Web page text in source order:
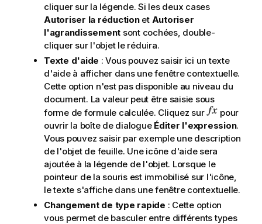
cliquer sur la légende. Si les deux cases
Autoriser la réductionet Autoriser
l'agrandissement sont cochées, double-
cliquer sur l'objet le réduira.
Texte d'aide : Vous pouvez saisir ici un texte
d'aide à afficher dans une fenêtre contextuelle.
Cette option n'est pas disponible au niveau du
document. La valeur peut être saisie sous
forme de formule calculée. Cliquez sur
pour
ouvrir la boîte de dialogue Éditer l'expression.
Vous pouvez saisir par exemple une description
de l'objet de feuille. Une icône d'aide sera
ajoutée à la légende de l'objet. Lorsque le
pointeur de la souris est immobilisé sur l'icône,
le texte s'affiche dans une fenêtre contextuelle.
Changement de type rapide : Cette option
vous permet de basculer entre différents types